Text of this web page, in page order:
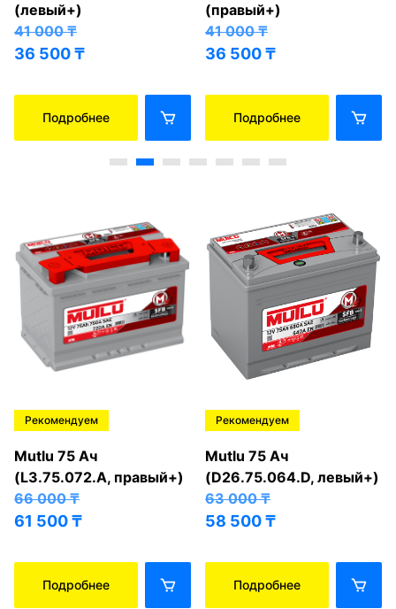
(левый+)
41 000₸
36 500₸
Подробнее
(правый+)
41 000₸
36 500₸
Подробнее
Рекомендуем
Mutlu 75 Ач
(L3.75.072.A, правый+)
66 000₸
61 500₸
Подробнее
Рекомендуем
Mutlu 75 Ач
(D26.75.064.D, левый+)
63 000₸
58 500₸
Подробнее